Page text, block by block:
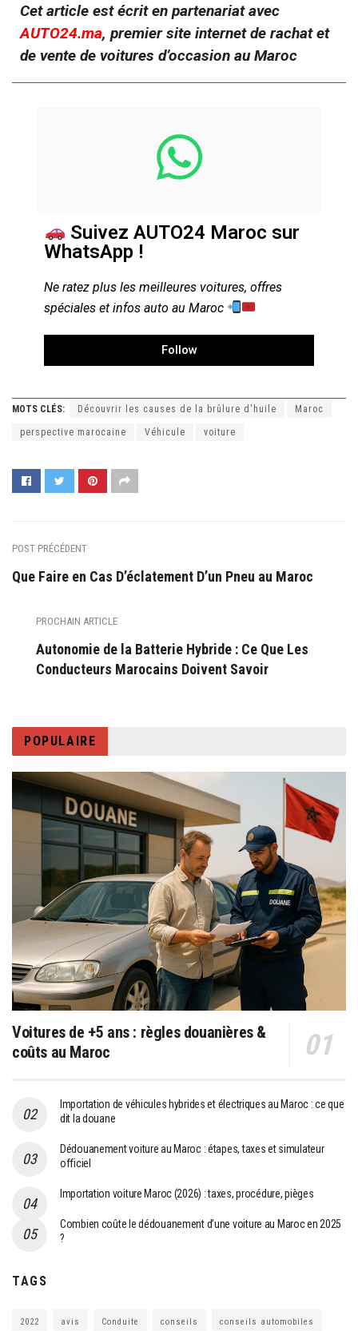
Cet article est écrit en partenariat avec
AUTO24.ma, premier site internet de rachat et
de vente de voitures d’occasion au Maroc
Suivez AUTO24 Maroc sur
WhatsApp !
Ne ratez plus les meilleures voitures, offres
spéciales et infos auto au Maroc
Follow
MOTS CLÉS: Découvrir les causes de la brûlure d'huile Maroc
perspective marocaine Véhicule voiture
POST PRÉCÉDENT
Que Faire en Cas D’éclatement D’un Pneu au Maroc
PROCHAIN ARTICLE
Autonomie de la Batterie Hybride : Ce Que Les
Conducteurs Marocains Doivent Savoir
POPULAIRE
Voitures de +5 ans : règles douanières &
coûts au Maroc
Importation de véhicules hybrides et électriques au Maroc : ce que
dit la douane
Dédouanement voiture au Maroc : étapes, taxes et simulateur
officiel
Importation voiture Maroc (2026) : taxes, procédure, pièges
Combien coûte le dédouanement d’une voiture au Maroc en 2025
?
TAGS
2022 avis Conduite conseils conseils automobiles